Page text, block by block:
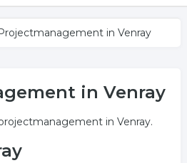
in Venray
in Venray
in Venray.